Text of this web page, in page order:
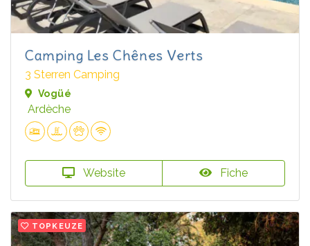
Camping Les Chênes Verts
3 Sterren Camping
Vogüé
Ardèche
Website Fiche
TOPKEUZE